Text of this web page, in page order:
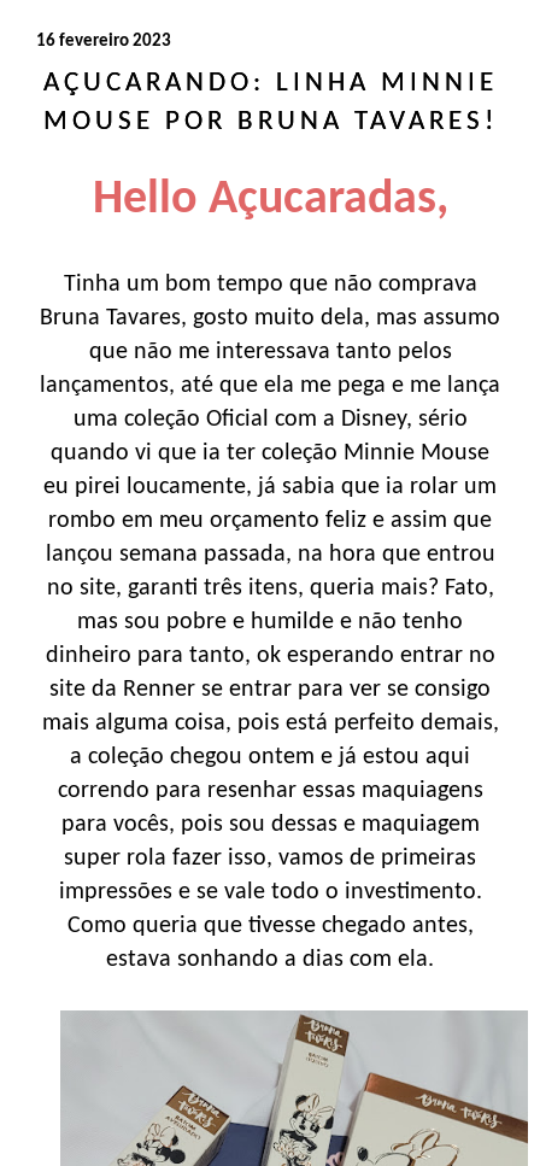
16 fevereiro 2023
AÇUCARANDO: LINHA MINNIE
MOUSE POR BRUNA TAVARES!
Hello Açucaradas,
Tinha um bom tempo que não comprava
Bruna Tavares, gosto muito dela, mas assumo
que não me interessava tanto pelos
lançamentos, até que ela me pega e me lança
uma coleção Oficial com a Disney, sério
quando vi que ia ter coleção Minnie Mouse
eu pirei loucamente, já sabia que ia rolar um
rombo em meu orçamento feliz e assim que
lançou semana passada, na hora que entrou
no site, garanti três itens, queria mais? Fato,
mas sou pobre e humilde e não tenho
dinheiro para tanto, ok esperando entrar no
site da Renner se entrar para ver se consigo
mais alguma coisa, pois está perfeito demais,
a coleção chegou ontem e já estou aqui
correndo para resenhar essas maquiagens
para vocês, pois sou dessas e maquiagem
super rola fazer isso, vamos de primeiras
impressões e se vale todo o investimento.
Como queria que tivesse chegado antes,
estava sonhando a dias com ela.